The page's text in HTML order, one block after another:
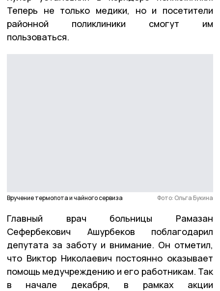
Теперь не только медики, но и посетители
районной поликлиники смогут им
пользоваться.
Вручение термопота и чайного сервиза Фото: Ольга Букина
Главный врач больницы Рамазан
Сефербекович Ашурбеков поблагодарил
депутата за заботу и внимание. Он отметил,
что Виктор Николаевич постоянно оказывает
помощь медучреждению и его работникам. Так
в начале декабря, в рамках акции